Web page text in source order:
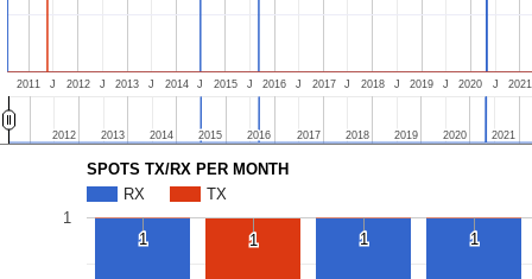
2011 2012 2013 2014 2015 2016 2017 2018 2019 2020 2021
J J J J J J J J J J
2012
2012 2013
2013 2014
2014 2015
2015 2016
2016 2017
2017 2018
2018 2019
2019 2020
2020 2021
2021
SPOTS TX/RX PER MONTH
RX
TX
1
1
1 1
1 1
1 1
1